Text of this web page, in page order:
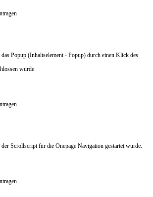
das Popup (Inhaltselement - Popup) durch einen Klick des
wurde.
der Scrollscript für die Onepage Navigation gestartet wurde.